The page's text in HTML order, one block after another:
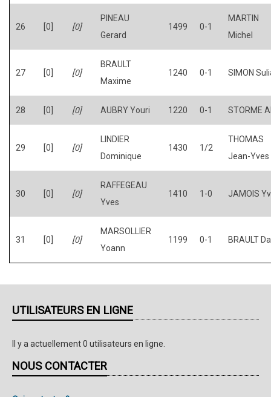
26 [0] [0]
PINEAU
Gerard
1499 0-1
MARTIN
Michel
27 [0] [0]
BRAULT
Maxime
1240 0-1 SIMON
28 [0] [0] AUBRY Youri 1220 0-1 STORME
29 [0] [0]
LINDIER
Dominique
1430 1/2
THOMAS
Jean-Yves
30 [0] [0]
RAFFEGEAU
Yves
1410 1-0 JAMOIS
31 [0] [0]
MARSOLLIER
Yoann
1199 0-1 BRAULT
UTILISATEURS EN LIGNE
Il y a actuellement 0 utilisateurs en ligne.
NOUS CONTACTER